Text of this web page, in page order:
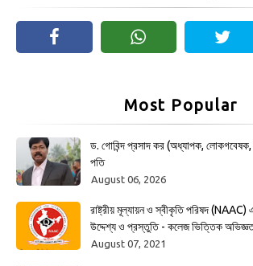
Most Popular
ড. গোবিন্দ প্রসাদ কর (অধ্যাপক,
পতি
August 06, 2026
রাষ্ট্রীয় মূল্যায়ন ও স্বীকৃতি পরিষদ (NAAC)
উদ্দেশ্য ও প্রস্তুতি - কলেজ ভিত্তিক
August 07, 2021